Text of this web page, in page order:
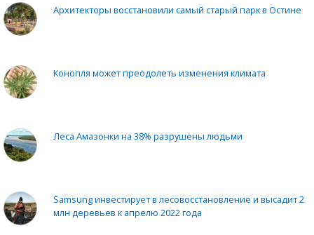
Архитекторы восстановили самый старый парк в Остине
Конопля может преодолеть изменения климата
Леса Амазонки на 38% разрушены людьми
Samsung инвестирует в лесовосстановление и высадит 2
млн деревьев к апрелю 2022 года